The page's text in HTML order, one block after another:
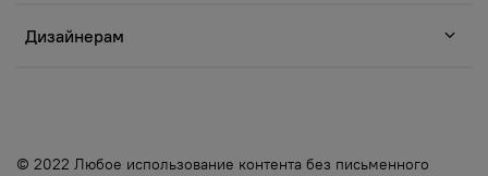
Дизайнерам
© 2022 Любое использование контента без письменного